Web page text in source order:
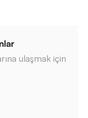
ulaşmak için